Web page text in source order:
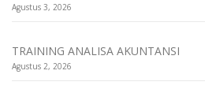
Agustus 3, 2026
TRAINING ANALISA AKUNTANSI
Agustus 2, 2026